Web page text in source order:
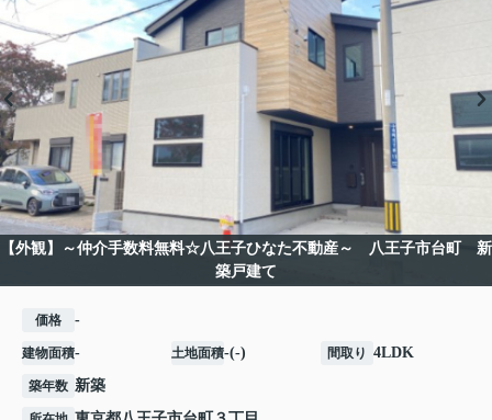
【外観】～仲介手数料無料☆八王子ひなた不動産～ 八王子市台町 新
築戸建て
価格 -
建物面積- 土地面積-(-) 間取り 4LDK
築年数 新築